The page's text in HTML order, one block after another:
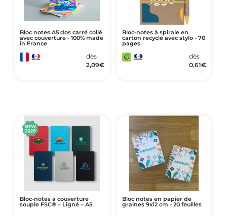
Bloc notes A5 dos carré collé
avec couverture - 100% made
in France
dès
2,09€
Bloc-notes à spirale en
carton recyclé avec stylo - 70
pages
dès
0,61€
Bloc-notes à couverture
souple FSC® – Ligné – A5
Bloc notes en papier de
graines 9x12 cm - 20 feuilles